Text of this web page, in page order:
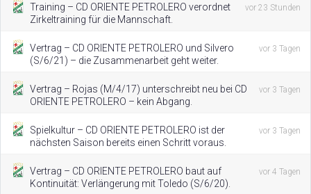
Training – CD ORIENTE PETROLERO verordnet
Zirkeltraining für die Mannschaft.
vor 23 Stunden
Vertrag – CD ORIENTE PETROLERO und Silvero
(S/6/21) – die Zusammenarbeit geht weiter.
vor 3 Tagen
Vertrag – Rojas (M/4/17) unterschreibt neu bei CD
ORIENTE PETROLERO – kein Abgang.
vor 3 Tagen
Spielkultur – CD ORIENTE PETROLERO ist der
nächsten Saison bereits einen Schritt voraus.
vor 3 Tagen
Vertrag – CD ORIENTE PETROLERO baut auf
Kontinuität: Verlängerung mit Toledo (S/6/20).
vor 4 Tagen